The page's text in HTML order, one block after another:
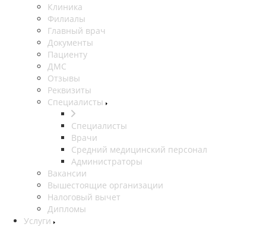
Клиника
Филиалы
Главный врач
Документы
Пациенту
ДМС
Отзывы
Реквизиты
Специалисты
Специалисты
Врачи
Средний медицинский персонал
Администраторы
Вакансии
Вышестоящие организации
Налоговый вычет
Дипломы
Услуги